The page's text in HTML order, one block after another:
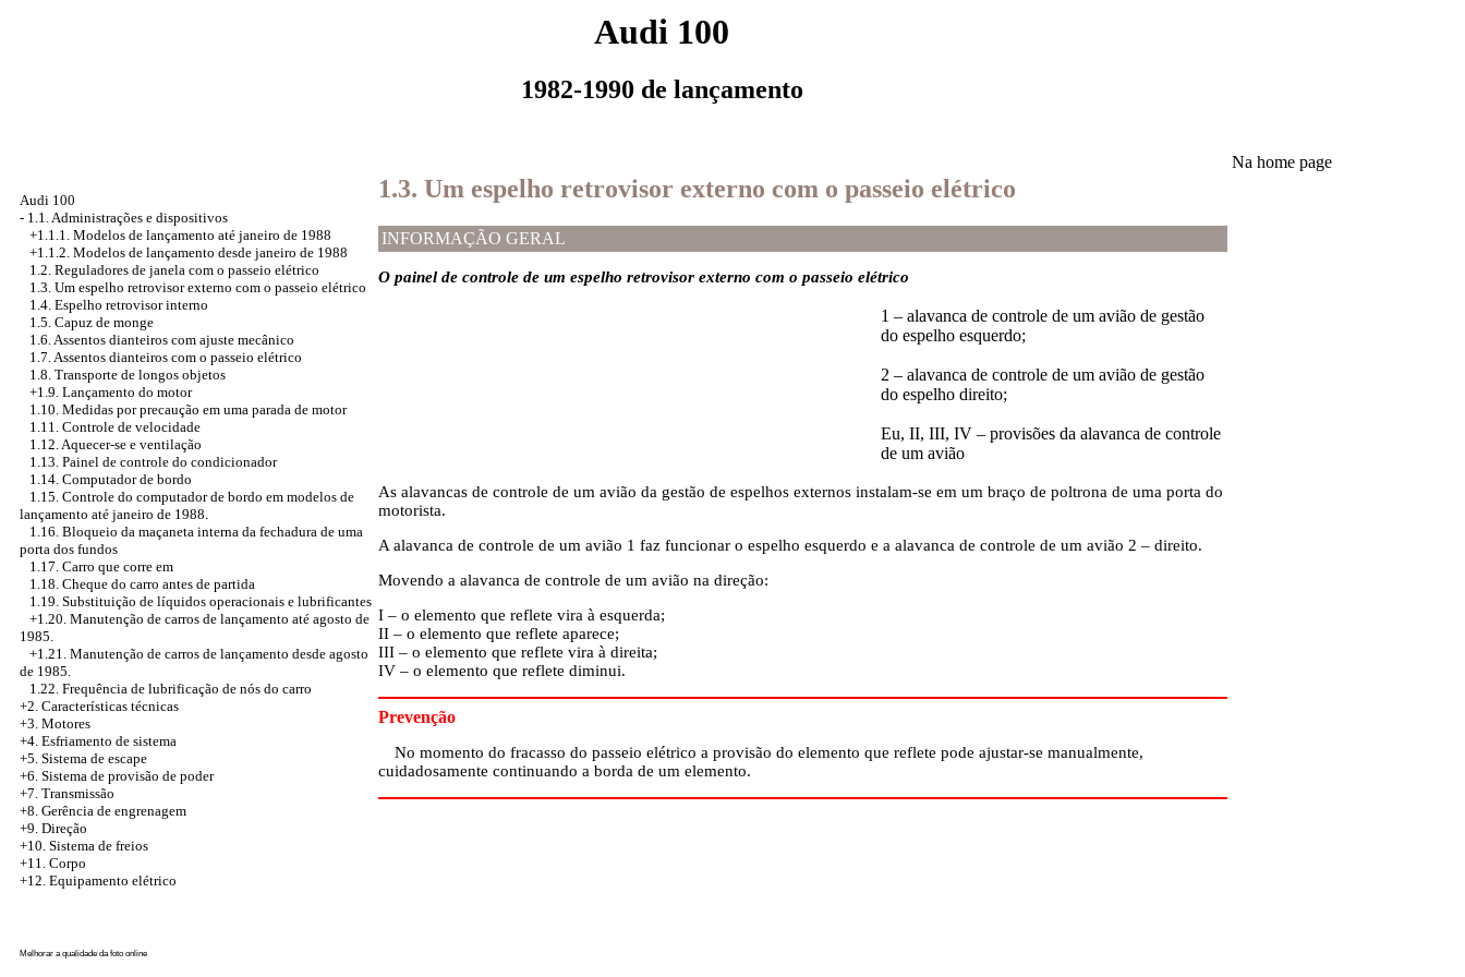
Audi 100
1982-1990 de lançamento
Audi 100
- 1.1. Administrações e dispositivos
+1.1.1. Modelos de lançamento até janeiro de 1988
+1.1.2. Modelos de lançamento desde janeiro de 1988
1.2. Reguladores de janela com o passeio elétrico
1.3. Um espelho retrovisor externo com o passeio elétrico
1.4. Espelho retrovisor interno
1.5. Capuz de monge
1.6. Assentos dianteiros com ajuste mecânico
1.7. Assentos dianteiros com o passeio elétrico
1.8. Transporte de longos objetos
+1.9. Lançamento do motor
1.10. Medidas por precaução em uma parada de motor
1.11. Controle de velocidade
1.12. Aquecer-se e ventilação
1.13. Painel de controle do condicionador
1.14. Computador de bordo
1.15. Controle do computador de bordo em modelos de
lançamento até janeiro de 1988.
1.16. Bloqueio da maçaneta interna da fechadura de uma
porta dos fundos
1.17. Carro que corre em
1.18. Cheque do carro antes de partida
1.19. Substituição de líquidos operacionais e lubrificantes
+1.20. Manutenção de carros de lançamento até agosto de
1985.
+1.21. Manutenção de carros de lançamento desde agosto
de 1985.
1.22. Frequência de lubrificação de nós do carro
+2. Características técnicas
+3. Motores
+4. Esfriamento de sistema
+5. Sistema de escape
+6. Sistema de provisão de poder
+7. Transmissão
+8. Gerência de engrenagem
+9. Direção
+10. Sistema de freios
+11. Corpo
+12. Equipamento elétrico
Melhorar a qualidade da foto online
1.3. Um espelho retrovisor externo com o passeio elétrico
INFORMAÇÃO GERAL
O painel de controle de um espelho retrovisor externo com o passeio elétrico
1 – alavanca de controle de um avião de gestão
do espelho esquerdo;
2 – alavanca de controle de um avião de gestão
do espelho direito;
Eu, II, III, IV – provisões da alavanca de controle
de um avião
As alavancas de controle de um avião da gestão de espelhos externos instalam-se em um braço de poltrona de uma porta do
motorista.
A alavanca de controle de um avião 1 faz funcionar o espelho esquerdo e a alavanca de controle de um avião 2 – direito.
Movendo a alavanca de controle de um avião na direção:
I – o elemento que reflete vira à esquerda;
II – o elemento que reflete aparece;
III – o elemento que reflete vira à direita;
IV – o elemento que reflete diminui.
Prevenção
No momento do fracasso do passeio elétrico a provisão do elemento que reflete pode ajustar-se manualmente,
cuidadosamente continuando a borda de um elemento.
Na home page